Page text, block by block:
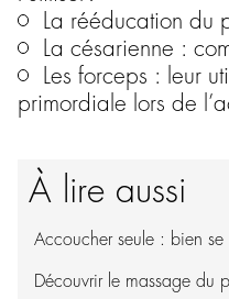
La rééducation du
La césarienne :
Les forceps : leur
primordiale lors de
À lire aussi
Accoucher seule : bien se
Découvrir le massage du